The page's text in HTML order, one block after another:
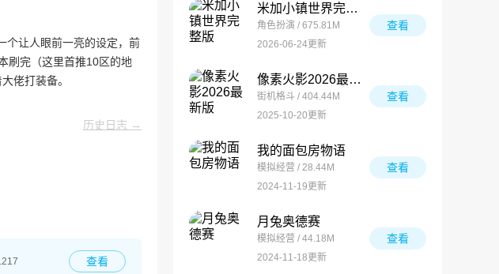
个让人眼前一亮的设定，前
刷完（这里首推10区的地
佬打装备。
历史日志 →
查看
米加小镇世界完整版
角色扮演 / 675.81M
2026-06-24更新
查看
像素火影2026最新版
街机格斗 / 404.44M
2025-10-20更新
查看
我的面包房物语
模拟经营 / 28.44M
2024-11-19更新
查看
月兔奥德赛
模拟经营 / 44.18M
2024-11-18更新
查看